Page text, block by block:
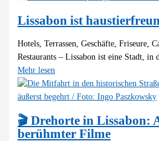
Lissabon ist
Hotels, Terrassen, Geschäfte, Friseure,
Restaurants – Lissabon ist eine Stadt, in
Mehr lesen
🎬 Drehorte in Lissabon:
berühmter Filme